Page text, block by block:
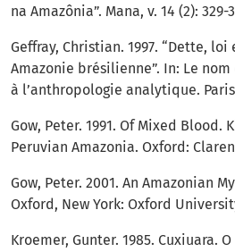
na Amazônia”. Mana, v. 14 (2): 329-
Geffray, Christian. 1997. “Dette,
Amazonie brésilienne”. In: Le
à l’anthropologie analytique.
Gow, Peter. 1991. Of Mixed Blood.
Peruvian Amazonia. Oxford:
Gow, Peter. 2001. An Amazonian
Oxford, New York: Oxford
Kroemer, Gunter. 1985. Cuxiuara.